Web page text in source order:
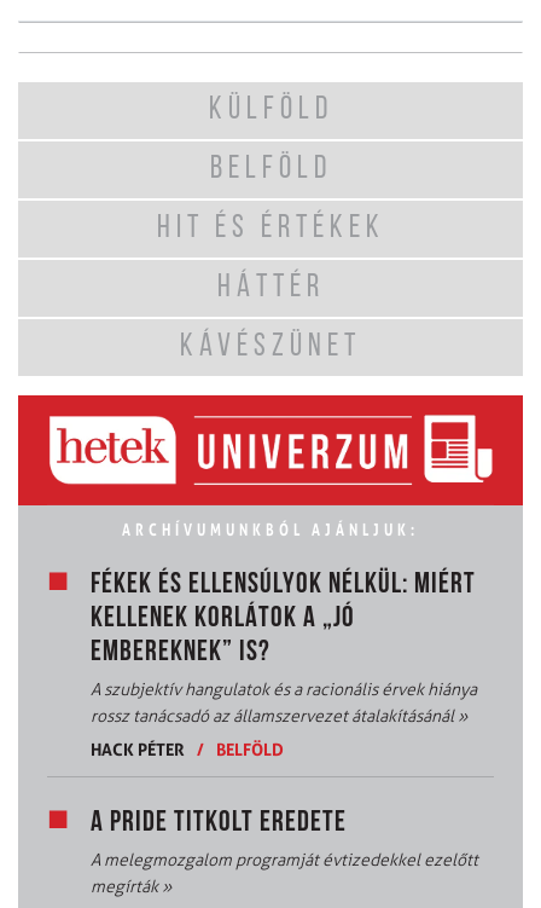
KÜLFÖLD
BELFÖLD
HIT ÉS ÉRTÉKEK
HÁTTÉR
KÁVÉSZÜNET
ARCHÍVUMUNKBÓL AJÁNLJUK:
FÉKEK ÉS ELLENSÚLYOK NÉLKÜL: MIÉRT
KELLENEK KORLÁTOK A „JÓ
EMBEREKNEK” IS?
A szubjektív hangulatok és a racionális érvek hiánya
rossz tanácsadó az államszervezet átalakításánál»
HACK PÉTER / BELFÖLD
A PRIDE TITKOLT EREDETE
A melegmozgalom programját évtizedekkel ezelőtt
megírták»